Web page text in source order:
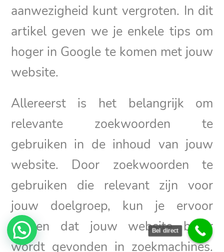
aanwezigheid kunt vergroten. In dit
artikel geven we je enkele tips om
hoger in Google te komen met jouw
website.
Allereerst is het belangrijk om
relevante zoekwoorden te
gebruiken in de inhoud van jouw
website. Door zoekwoorden te
gebruiken die relevant zijn voor
jouw doelgroep, kun je ervoor
zorgen dat jouw website beter
wordt gevonden in zoekmachines.
Bel direct